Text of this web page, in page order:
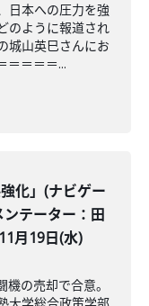
日本への圧力を強
のように報道され
城山英巳さんにお
＝＝＝＝...
化」(ナビゲー
テーター：田
月19日(水)
の売却で合意。